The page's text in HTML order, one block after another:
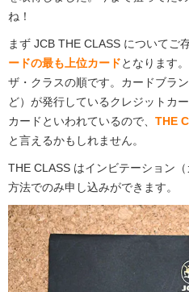
ね！
まず JCB THE CLASS についてご
ードの最も上位カードとなります
ザ・クラスの順です。カードブラ
ど）が発行しているクレジットカ
カードといわれているので、 THE
と言えるかもしれません。
THE CLASS はインビテーション
方法でのみ申し込みができます。